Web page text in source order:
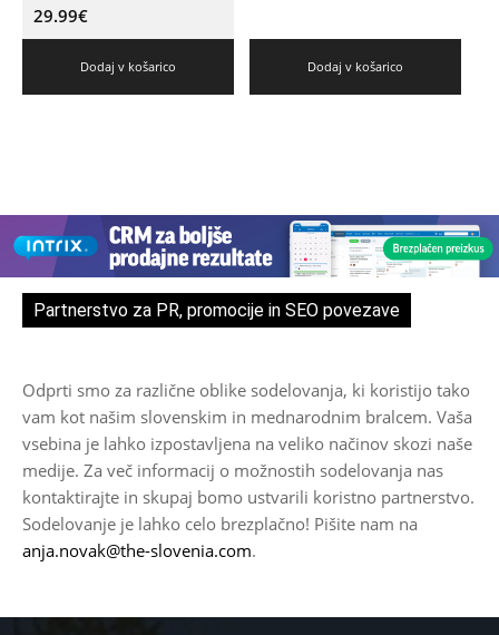
29.99€
Dodaj v košarico Dodaj v košarico
Partnerstvo za PR, promocije in SEO povezave
Odprti smo za različne oblike sodelovanja, ki koristijo tako
vam kot našim slovenskim in mednarodnim bralcem. Vaša
vsebina je lahko izpostavljena na veliko načinov skozi naše
medije. Za več informacij o možnostih sodelovanja nas
kontaktirajte in skupaj bomo ustvarili koristno partnerstvo.
Sodelovanje je lahko celo brezplačno! Pišite nam na
anja.novak@the-slovenia.com.